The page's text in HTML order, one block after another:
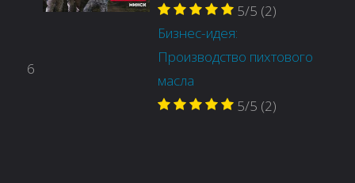
5/5 (2)
6
Бизнес-идея:
Производство пихтового
масла
5/5 (2)